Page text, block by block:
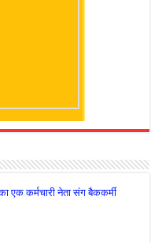
एक कर्मचारी नेता संग बैककर्मी